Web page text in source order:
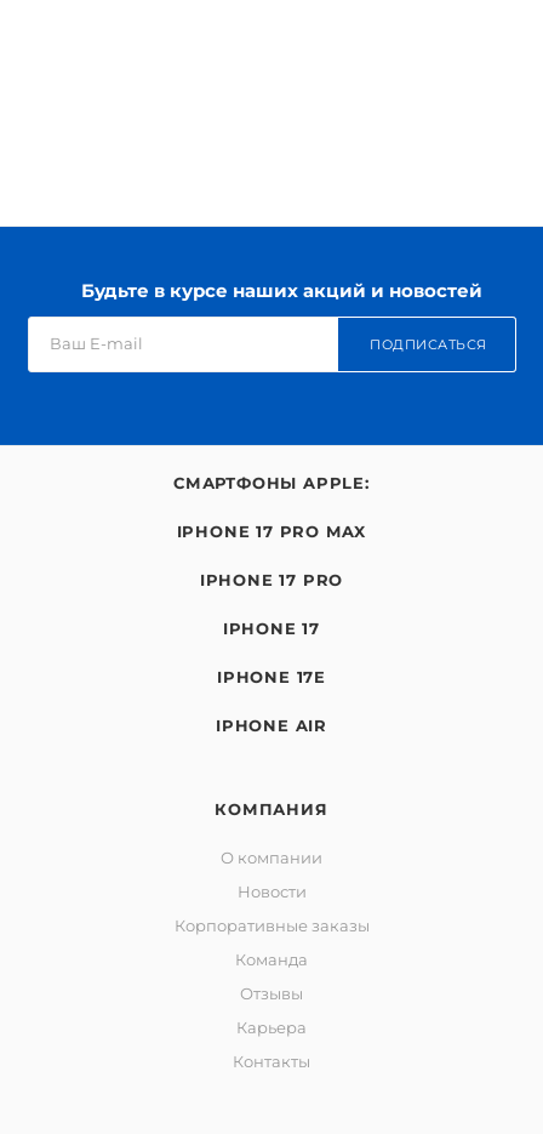
Будьте в курсе наших акций и новостей
ПОДПИСАТЬСЯ
СМАРТФОНЫ APPLE:
IPHONE 17 PRO MAX
IPHONE 17 PRO
IPHONE 17
IPHONE 17E
IPHONE AIR
КОМПАНИЯ
О компании
Новости
Корпоративные заказы
Команда
Отзывы
Карьера
Контакты